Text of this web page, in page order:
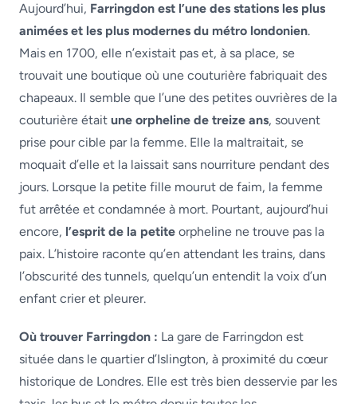
Aujourd’hui, Farringdon est l’une des stations les plus
animées et les plus modernes du métro londonien.
Mais en 1700, elle n’existait pas et, à sa place, se
trouvait une boutique où une couturière fabriquait des
chapeaux. Il semble que l’une des petites ouvrières de la
couturière était une orpheline de treize ans, souvent
prise pour cible par la femme. Elle la maltraitait, se
moquait d’elle et la laissait sans nourriture pendant des
jours. Lorsque la petite fille mourut de faim, la femme
fut arrêtée et condamnée à mort. Pourtant, aujourd’hui
encore, l’esprit de la petite orpheline ne trouve pas la
paix. L’histoire raconte qu’en attendant les trains, dans
l’obscurité des tunnels, quelqu’un entendit la voix d’un
enfant crier et pleurer.
Où trouver Farringdon : La gare de Farringdon est
située dans le quartier d’Islington, à proximité du cœur
historique de Londres. Elle est très bien desservie par les